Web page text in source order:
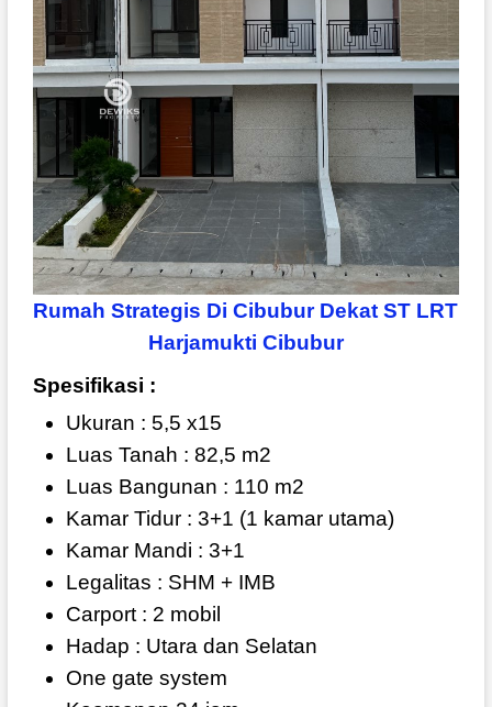
Rumah Strategis Di Cibubur Dekat ST LRT
Harjamukti Cibubur
Spesifikasi :
Ukuran : 5,5 x15
Luas Tanah : 82,5 m2
Luas Bangunan : 110 m2
Kamar Tidur : 3+1 (1 kamar utama)
Kamar Mandi : 3+1
Legalitas : SHM + IMB
Carport : 2 mobil
Hadap : Utara dan Selatan
One gate system